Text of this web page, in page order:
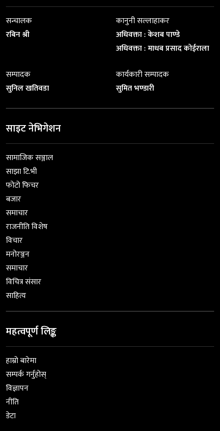
सन्चालक
रबिन श्री
कानुनी सल्लाहाकर
अधिवक्ता : केशब पाण्डे
अधिवक्ता : माधब प्रसाद कोईराला
सम्पादक
सुनिल खतिवडा
कार्यकारी सम्पादक
सुमित भण्डारी
साइट नेभिगेशन
सामाजिक सञ्जाल
साझा टि.भी
फोटो फिचर
बजार
समाचार
राजनीति विशेष
विचार
मनोरञ्जन
समाचार
विचित्र संसार
साहित्य
महत्वपूर्ण लिङ्क
हाम्रो बारेमा
सम्पर्क गर्नुहोस्
विज्ञापन
नीति
डेटा